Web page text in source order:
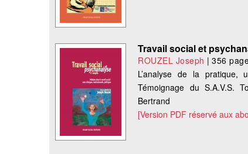
Travail social et
ROUZEL Joseph |356
L’analyse de la pratique,
Témoignage du S.A.V.S.
Bertrand
[Version PDF réservé aux